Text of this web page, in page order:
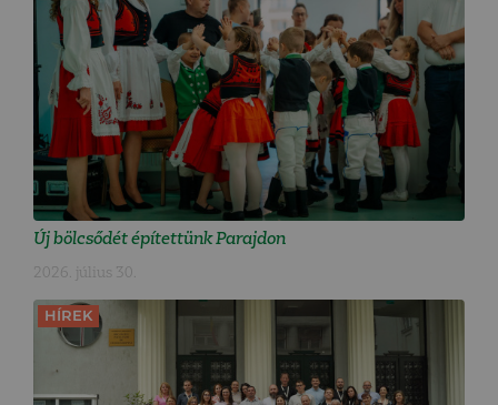
Új bölcsődét építettünk Parajdon
2026. július 30.
HÍREK